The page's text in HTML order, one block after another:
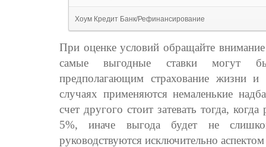
Хоум Кредит Банк/Рефинансирование
При оценке условий обращайте
самые выгодные ставки могут
предполагающим страхование жизни
случаях применяются немаленькие
счет другого стоит затевать тогда,
5%, иначе выгода будет не
руководствуются исключительно